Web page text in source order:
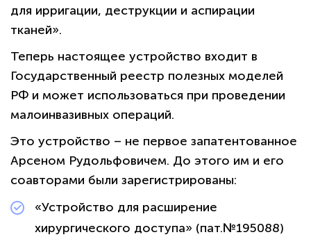
для ирригации, деструкции и аспирации
тканей».
Теперь настоящее устройство входит в
Государственный реестр полезных моделей
РФ и может использоваться при проведении
малоинвазивных операций.
Это устройство – не первое запатентованное
Арсеном Рудольфовичем. До этого им и его
соавторами были зарегистрированы:
«Устройство для расширение
хирургического доступа» (пат.№195088)